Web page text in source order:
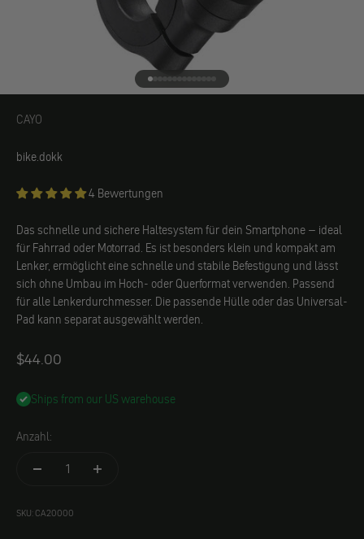
Gehe zu Element 1
Gehe zu Element 2
Gehe zu Element 3
Gehe zu Element 4
Gehe zu Element 5
Gehe zu Element 6
Gehe zu Element 7
Gehe zu Element 8
Gehe zu Element 9
Gehe zu Element 10
Gehe zu Element 11
Gehe zu Element 12
Gehe zu Element 13
Gehe zu Element 14
CAYO
CAYO
bike.dokk
4 Bewertungen
Das schnelle und sichere Haltesystem für dein Smartphone – ideal
für Fahrrad oder Motorrad. Es ist besonders klein und kompakt am
Lenker, ermöglicht eine schnelle und stabile Befestigung und lässt
sich ohne Umbau im Hoch- oder Querformat verwenden. Passend
für alle Lenkerdurchmesser. Die passende Hülle oder das Universal-
Pad kann separat ausgewählt werden.
Angebot
$44.00
Ships from our US warehouse
Anzahl:
SKU: CA20000